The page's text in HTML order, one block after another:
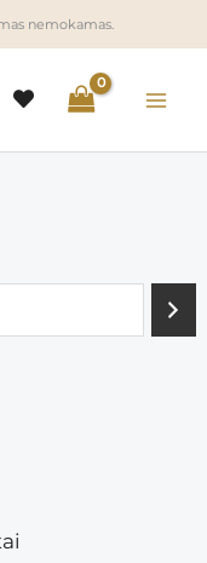
nemokamas.
nk